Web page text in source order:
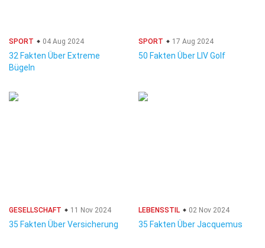
SPORT 04 Aug 2024
32 Fakten Über Extreme
Bügeln
SPORT 17 Aug 2024
50 Fakten Über LIV Golf
GESELLSCHAFT 11 Nov 2024
35 Fakten Über Versicherung
LEBENSSTIL 02 Nov 2024
35 Fakten Über Jacquemus